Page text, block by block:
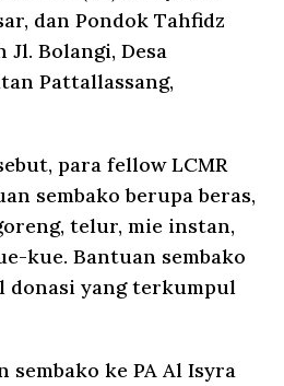
dan Pondok Tahfidz
Jl. Bolangi, Desa
Pattallassang,
para fellow LCMR
sembako berupa beras,
telur, mie instan,
kue. Bantuan sembako
donasi yang terkumpul
sembako ke PA Al Isyra